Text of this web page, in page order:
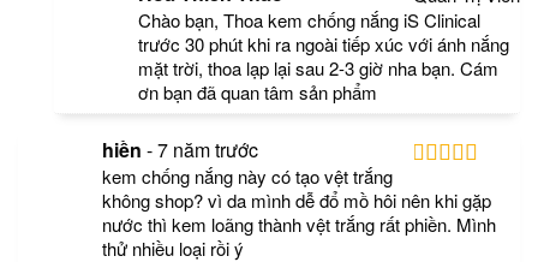
Chào bạn, Thoa kem chống nắng iS Clinical
trước 30 phút khi ra ngoài tiếp xúc với ánh nắng
mặt trời, thoa lạp lại sau 2-3 giờ nha bạn. Cám
ơn bạn đã quan tâm sản phẩm
hiền -7 năm trước
kem chống nắng này có tạo vệt trắng
không shop? vì da mình dễ đổ mồ hôi nên khi gặp
nước thì kem loãng thành vệt trắng rất phiền. Mình
thử nhiều loại rồi ý